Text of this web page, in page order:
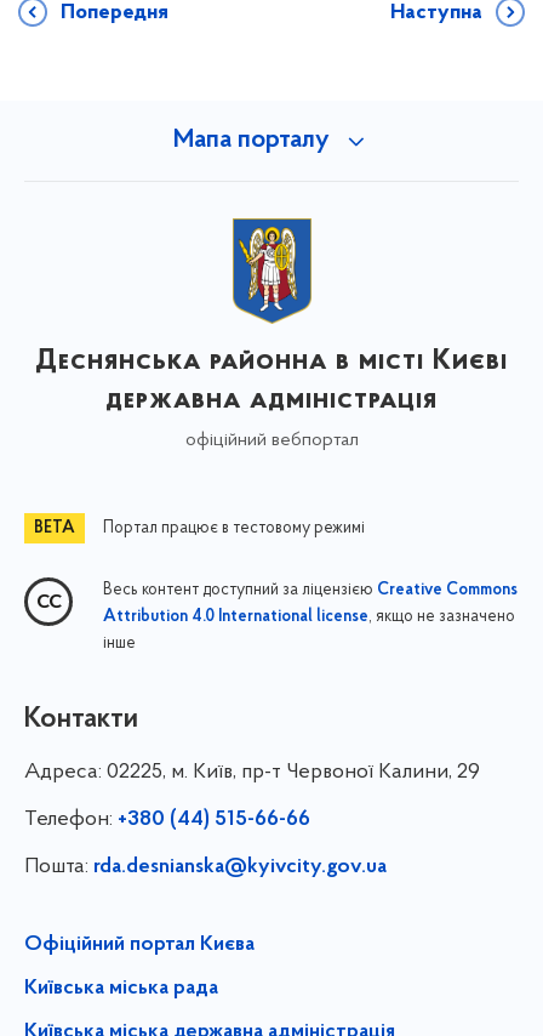
Попередня Наступна
Мапа порталу
Деснянська районна в місті Києві
державна адміністрація
офіційний вебпортал
Портал працює в тестовому режимі
Весь контент доступний за ліцензією Creative Commons
Attribution 4.0 International license, якщо не зазначено
інше
Контакти
Адреса: 02225, м. Київ, пр-т Червоної Калини, 29
Телефон: +380 (44) 515-66-66
Пошта: rda.desnianska@kyivcity.gov.ua
Офіційний портал Києва
Київська міська рада